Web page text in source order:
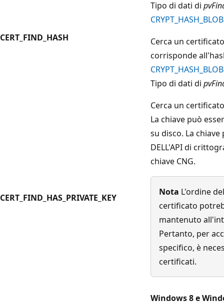
CERT_FIND_HASH
Tipo di dati di
CRYPT_HASH_BLOB
Cerca un
corrisponde
CRYPT_HASH_BLOB
CERT_FIND_HAS_PRIVATE_KEY
Tipo di dati di
Cerca un
La chiave può
su disco. La
DELL'API di
chiave CNG.
Nota L'ordine
certificato
mantenuto
Pertanto, per
specifico, è
certificati.
Windows 8 e